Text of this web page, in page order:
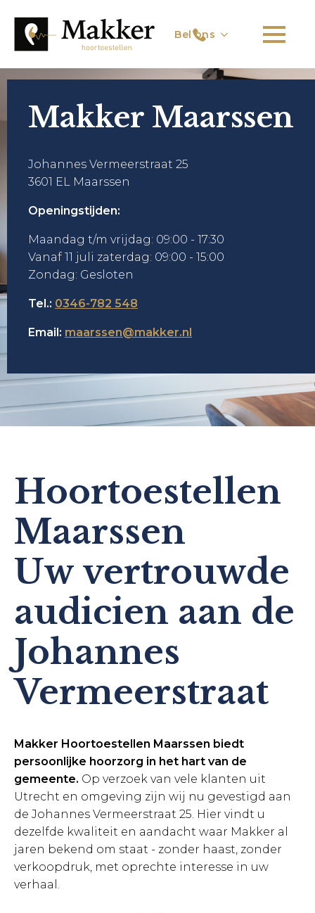
Bel ons
Makker Maarssen
Johannes Vermeerstraat 25
3601 EL Maarssen
Openingstijden:
Maandag t/m vrijdag: 09:00 - 17:30
Vanaf 11 juli zaterdag: 09:00 - 15:00
Zondag: Gesloten
Tel.: 0346-782 548
Email: maarssen@makker.nl
Hoortoestellen
Maarssen
Uw vertrouwde
audicien aan de
Johannes
Vermeerstraat
Makker Hoortoestellen Maarssen biedt
persoonlijke hoorzorg in het hart van de
gemeente. Op verzoek van vele klanten uit
Utrecht en omgeving zijn wij nu gevestigd aan
de Johannes Vermeerstraat 25. Hier vindt u
dezelfde kwaliteit en aandacht waar Makker al
jaren bekend om staat - zonder haast, zonder
verkoopdruk, met oprechte interesse in uw
verhaal.